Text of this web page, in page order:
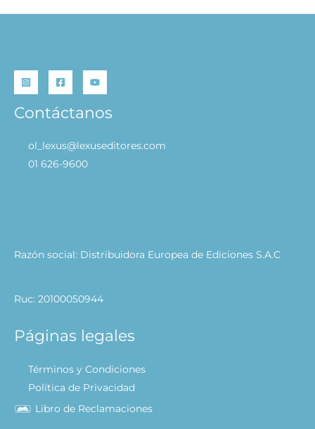
Contáctanos
ol_lexus@lexuseditores.com
01 626-9600
Razón social: Distribuidora Europea de Ediciones S.A.C
Ruc: 20100050944
Páginas legales
Términos y Condiciones
Política de Privacidad
Libro de Reclamaciones